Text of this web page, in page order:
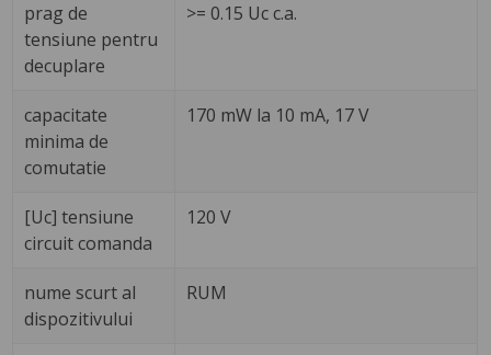
prag de
tensiune pentru
decuplare
>= 0.15 Uc c.a.
capacitate
minima de
comutatie
170 mW la 10 mA, 17 V
[Uc] tensiune
circuit comanda
120 V
nume scurt al
dispozitivului
RUM